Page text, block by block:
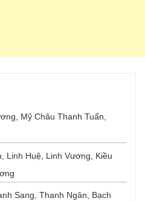
Mỹ Châu Thanh Tuấn,
Linh Huệ, Linh Vương, Kiều
Sang, Thanh Ngân, Bạch